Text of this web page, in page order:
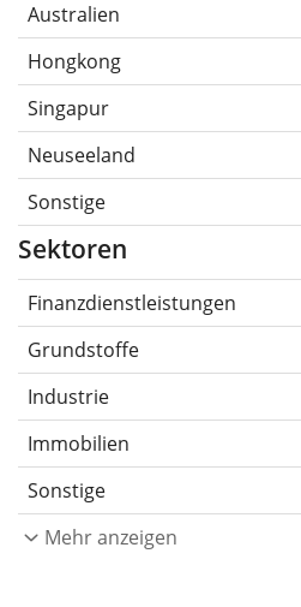
Australien
Hongkong
Singapur
Neuseeland
Sonstige
Sektoren
Finanzdienstleistungen
Grundstoffe
Industrie
Immobilien
Sonstige
Mehr anzeigen